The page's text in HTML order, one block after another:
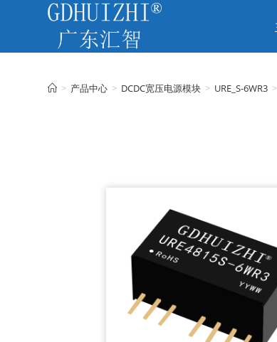
> 产品中心 > DCDC宽压电源模块 > URE_S-6WR3 >